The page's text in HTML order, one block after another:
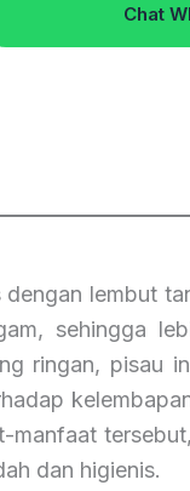
Chat
lembut
sehingga
ringan, pisau
dan higienis.